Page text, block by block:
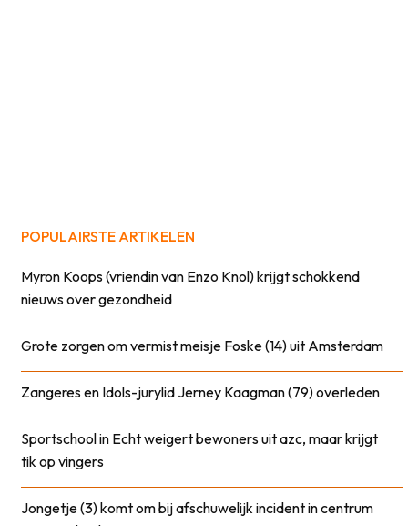
POPULAIRSTE ARTIKELEN
Myron Koops (vriendin van Enzo Knol) krijgt schokkend
nieuws over gezondheid
Grote zorgen om vermist meisje Foske (14) uit Amsterdam
Zangeres en Idols-jurylid Jerney Kaagman (79) overleden
Sportschool in Echt weigert bewoners uit azc, maar krijgt
tik op vingers
Jongetje (3) komt om bij afschuwelijk incident in centrum